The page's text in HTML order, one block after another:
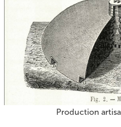
Production